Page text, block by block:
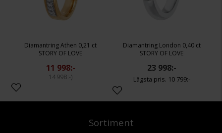
Diamantring Athen 0,21 ct
STORY OF LOVE
11 998:-
14 998:-
Diamantring London 0,40 ct
STORY OF LOVE
23 998:-
10 799:-
Sortiment